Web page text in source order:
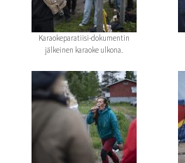
Karaokeparatiisi-dokumentin
jälkeinen karaoke ulkona.